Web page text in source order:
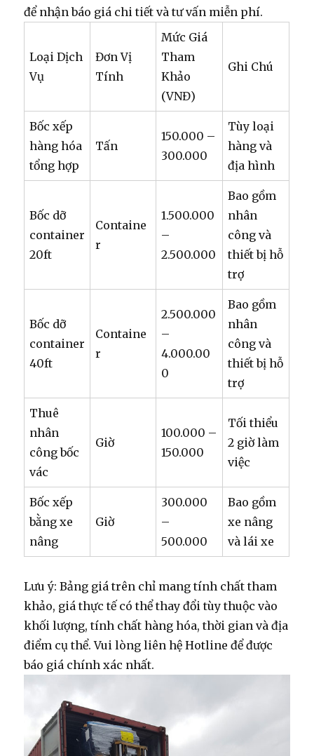
để nhận báo giá chi tiết và tư vấn miễn phí.
Loại Dịch
Vụ
Đơn Vị
Tính
Mức Giá
Tham
Khảo
(VNĐ)
Ghi Chú
Bốc xếp
hàng hóa
tổng hợp
Tấn
150.000 –
300.000
Tùy loại
hàng và
địa hình
Bốc dỡ
container
20ft
Containe
r
1.500.000
–
2.500.000
Bao gồm
nhân
công và
thiết bị hỗ
trợ
Bốc dỡ
container
40ft
Containe
r
2.500.000
–
4.000.00
0
Bao gồm
nhân
công và
thiết bị hỗ
trợ
Thuê
nhân
công bốc
vác
Giờ
100.000 –
150.000
Tối thiểu
2 giờ làm
việc
Bốc xếp
bằng xe
nâng
Giờ
300.000
–
500.000
Bao gồm
xe nâng
và lái xe
Lưu ý: Bảng giá trên chỉ mang tính chất tham
khảo, giá thực tế có thể thay đổi tùy thuộc vào
khối lượng, tính chất hàng hóa, thời gian và địa
điểm cụ thể. Vui lòng liên hệ Hotline để được
báo giá chính xác nhất.